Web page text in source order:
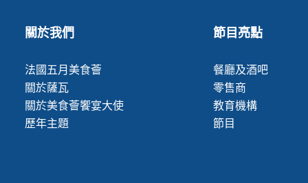
關於我們
法國五月美食薈
關於薩瓦
關於美食薈饗宴大使
歷年主題
節目亮點
餐廳及酒吧
零售商
教育機構
節目